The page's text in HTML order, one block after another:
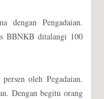
dengan Pengadaian.
BBNKB ditalangi 100
oleh Pegadaian.
Dengan begitu orang